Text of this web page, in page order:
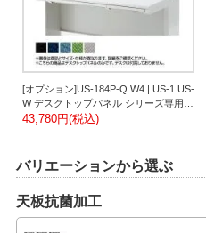
[オプション]US-184P-Q W4 | US-1 US-
W デスクトップパネル シリーズ専用
バイオPETクロス ホワイトフレーム 幅
43,780円(税込)
バリエーションから選ぶ
天板抗菌加工